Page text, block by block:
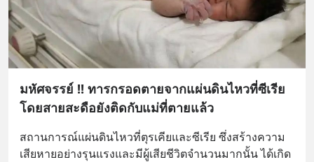
มหัศจรรย์ !! ทารกรอดตายจากแผ่นดินไหวที่ซีเรีย
โดยสายสะดือยังติดกับแม่ที่ตายแล้ว
สถานการณ์แผ่นดินไหวที่ตุรเคียและซีเรีย ซึ่งสร้างความ
เสียหายอย่างรุนแรงและมีผู้เสียชีวิตจำนวนมากนั้น ได้เกิด